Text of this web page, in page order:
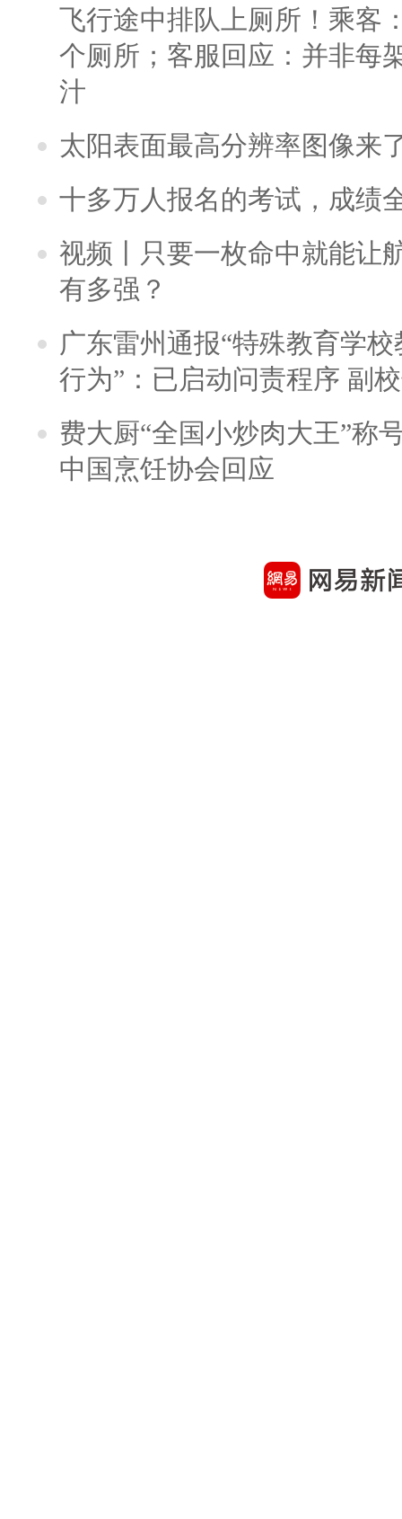
飞行途中排队上厕所！乘客
个厕所；客服回应：并非每
汁
太阳表面最高分辨率图像来
十多万人报名的考试，成绩
视频丨只要一枚命中就能让
有多强？
广东雷州通报“特殊教育学
行为”：已启动问责程序 副
费大厨“全国小炒肉大王”称
中国烹饪协会回应